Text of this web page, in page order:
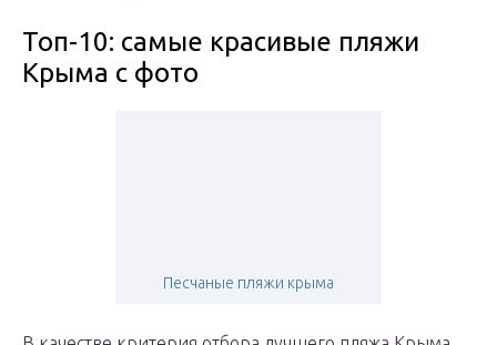
Топ-10: самые красивые пляжи
Крыма с фото
Песчаные пляжи крыма